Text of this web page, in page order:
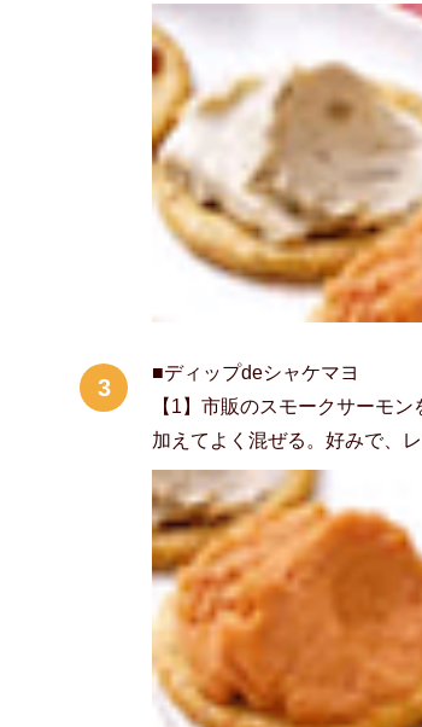
3
■ディップdeシャケマヨ
【1】市販のスモークサーモ
加えてよく混ぜる。好みで、